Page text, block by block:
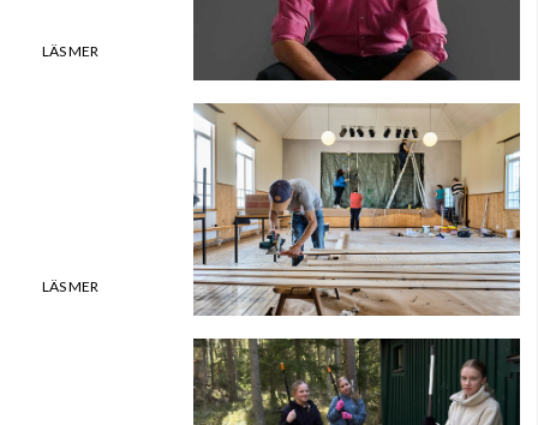
LÄS MER
LÄS MER